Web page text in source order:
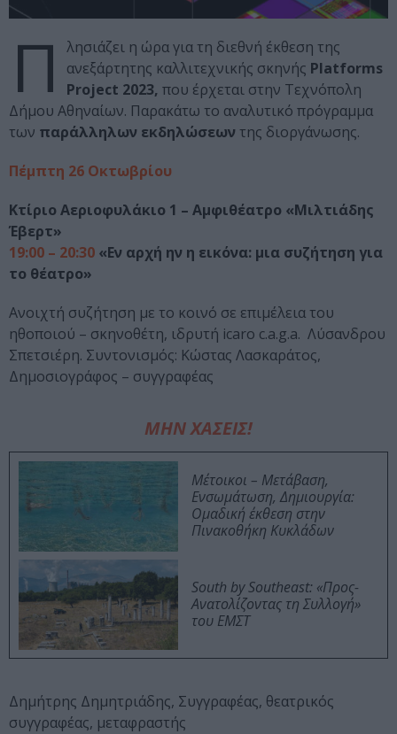
Π
λησιάζει η ώρα για τη διεθνή έκθεση της
ανεξάρτητης καλλιτεχνικής σκηνής Platforms
Project 2023, που έρχεται στην Τεχνόπολη
Δήμου Αθηναίων. Παρακάτω το αναλυτικό πρόγραμμα
των παράλληλων εκδηλώσεων της διοργάνωσης.
Πέμπτη 26 Οκτωβρίου
Κτίριο Αεριοφυλάκιο 1 – Αμφιθέατρο «Μιλτιάδης
Έβερτ»
19:00 – 20:30 «Εν αρχή ην η εικόνα: μια συζήτηση για
το θέατρο»
Ανοιχτή συζήτηση με το κοινό σε επιμέλεια του
ηθοποιού – σκηνοθέτη, ιδρυτή icaro c.a.g.a. Λύσανδρου
Σπετσιέρη. Συντονισμός: Κώστας Λασκαράτος,
Δημοσιογράφος – συγγραφέας
ΜΗΝ ΧΑΣΕΙΣ!
Μέτοικοι – Μετάβαση,
Ενσωμάτωση, Δημιουργία:
Ομαδική έκθεση στην
Πινακοθήκη Κυκλάδων
South by Southeast: «Προς-
Ανατολίζοντας τη Συλλογή»
του ΕΜΣΤ
Δημήτρης Δημητριάδης, Συγγραφέας, θεατρικός
συγγραφέας, μεταφραστής